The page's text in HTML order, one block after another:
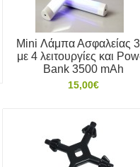
Mini Λάμπα Ασφαλείας
με 4 λειτουργίες και
Bank 3500 mAh
15,00€